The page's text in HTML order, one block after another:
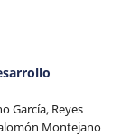
García, Reyes
Montejano